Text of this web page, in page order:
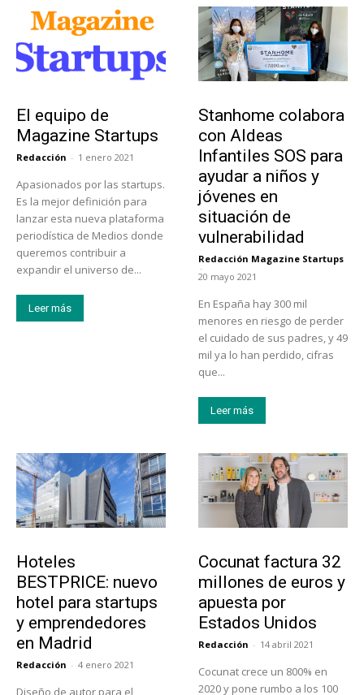
El equipo de
Magazine Startups
Redacción - 1 enero 2021
Apasionados por las startups.
Es la mejor definición para
lanzar esta nueva plataforma
periodística de Medios donde
queremos contribuir a
expandir el universo de...
Leer más
Stanhome colabora
con Aldeas
Infantiles SOS para
ayudar a niños y
jóvenes en
situación de
vulnerabilidad
Redacción Magazine Startups
-
20 mayo 2021
En España hay 300 mil
menores en riesgo de perder
el cuidado de sus padres, y 49
mil ya lo han perdido, cifras
que...
Leer más
Hoteles
BESTPRICE: nuevo
hotel para startups
y emprendedores
en Madrid
Redacción - 4 enero 2021
Diseño de autor para el
Cocunat factura 32
millones de euros y
apuesta por
Estados Unidos
Redacción - 14 abril 2021
Cocunat crece un 800% en
2020 y pone rumbo a los 100